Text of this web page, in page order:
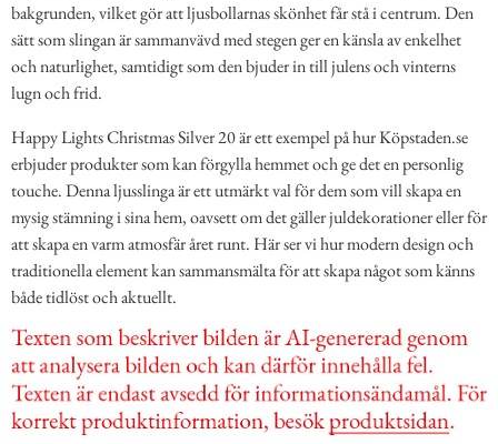
bakgrunden, vilket gör att ljusbollarnas skönhet får stå i centrum. Den
sätt som slingan är sammanvävd med stegen ger en känsla av enkelhet
och naturlighet, samtidigt som den bjuder in till julens och vinterns
lugn och frid.
Happy Lights Christmas Silver 20 är ett exempel på hur Köpstaden.se
erbjuder produkter som kan förgylla hemmet och ge det en personlig
touche. Denna ljusslinga är ett utmärkt val för dem som vill skapa en
mysig stämning i sina hem, oavsett om det gäller juldekorationer eller för
att skapa en varm atmosfär året runt. Här ser vi hur modern design och
traditionella element kan sammansmälta för att skapa något som känns
både tidlöst och aktuellt.